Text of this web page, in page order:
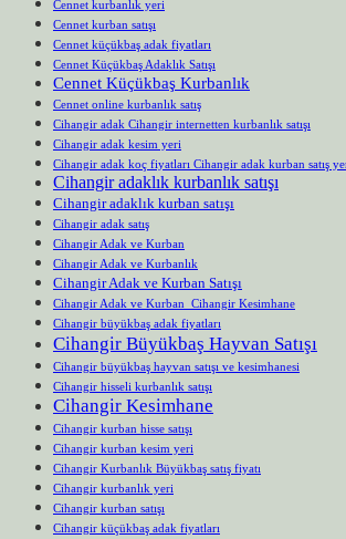
Cennet kurbanlık yeri
Cennet kurban satışı
Cennet küçükbaş adak fiyatları
Cennet Küçükbaş Adaklık Satışı
Cennet Küçükbaş Kurbanlık
Cennet online kurbanlık satış
Cihangir adak Cihangir internetten kurbanlık satışı
Cihangir adak kesim yeri
Cihangir adak koç fiyatları Cihangir adak kurban satış
Cihangir adaklık kurbanlık satışı
Cihangir adaklık kurban satışı
Cihangir adak satış
Cihangir Adak ve Kurban
Cihangir Adak ve Kurbanlık
Cihangir Adak ve Kurban Satışı
Cihangir Adak ve Kurban Cihangir Kesimhane
Cihangir büyükbaş adak fiyatları
Cihangir Büyükbaş Hayvan Satışı
Cihangir büyükbaş hayvan satışı ve kesimhanesi
Cihangir hisseli kurbanlık satışı
Cihangir Kesimhane
Cihangir kurban hisse satışı
Cihangir kurban kesim yeri
Cihangir Kurbanlık Büyükbaş satış fiyatı
Cihangir kurbanlık yeri
Cihangir kurban satışı
Cihangir küçükbaş adak fiyatları